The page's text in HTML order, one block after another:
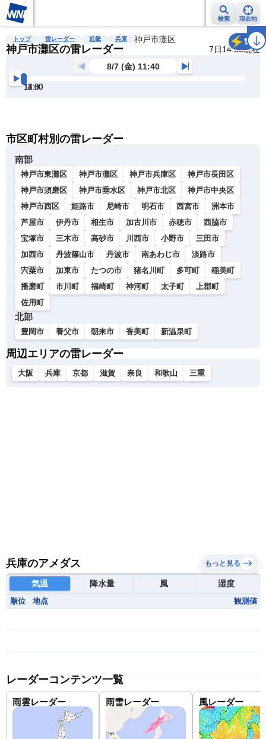
検索 現在地
雨雲レーダー 台風情報 地震情報 警報・注意報 2週間天気 ラ
トップ 雷レーダー 近畿 兵庫 神戸市灘区
神戸市灘区の雷レーダー 7日14:30現在
雷
8/7 (金) 11:40
12:00
12:30
13:00
13:30
14:00
14:30
市区町村別の雷レーダー
南部
神戸市東灘区 神戸市灘区 神戸市兵庫区
神戸市長田区
神戸市須磨区
神戸市垂水区 神戸市北区
神戸市中央区
神戸市西区
姫路市 尼崎市 明石市 西宮市
洲本市
芦屋市
伊丹市 相生市 加古川市 赤穂市
西脇市
宝塚市
三木市 高砂市 川西市 小野市
三田市
加西市
丹波篠山市 丹波市 南あわじ市
淡路市
宍粟市
加東市 たつの市 猪名川町 多可町
稲美町
播磨町
市川町 福崎町 神河町 太子町
上郡町
佐用町
北部
豊岡市 養父市 朝来市 香美町 新温泉町
周辺エリアの雷レーダー
大阪 兵庫 京都 滋賀 奈良 和歌山 三重
兵庫のアメダス もっと見る
気温 降水量 風 湿度
順位 地点 観測値
レーダーコンテンツ一覧
雨雲レーダー 雨雪レーダー 風レーダー